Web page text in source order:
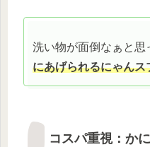
洗い物が面倒なぁと思
にあげられるにゃんス
コスパ重視：か